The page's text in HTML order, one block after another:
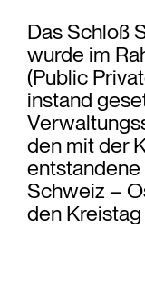
Das Schloß
wurde im
(Public
instand
den mit der
entstandene
Schweiz –
den